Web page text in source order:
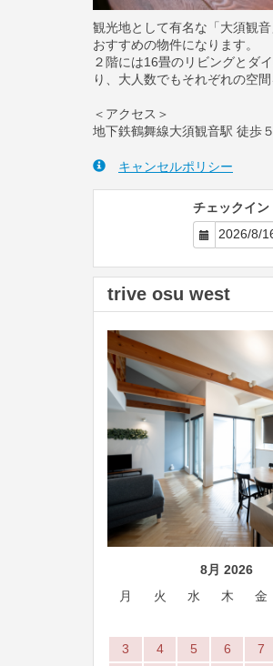
観光地として有名な「大須観
おすすめの物件になります。
２階には16畳のリビングとダ
り、大人数でもそれぞれの空
＜アクセス＞
地下鉄鶴舞線大須観音駅 徒歩
キャンセルポリシー
チェックイン
trive osu west
8月 2026
月
火 水 木 金
3
4 5 6 7